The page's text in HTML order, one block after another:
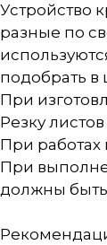
Устройство
разные по
подобрать в
При
Резку
При работах
При
должны